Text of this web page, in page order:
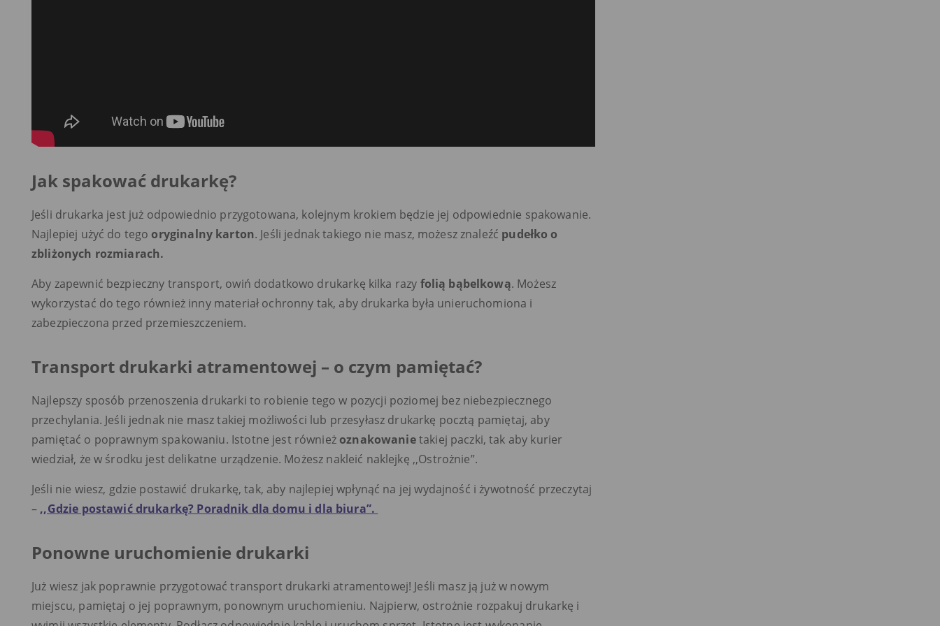
Jak spakować drukarkę?
Jeśli drukarka jest już odpowiednio przygotowana, kolejnym krokiem będzie jej odpowiednie spakowanie.
Najlepiej użyć do tego oryginalny karton. Jeśli jednak takiego nie masz, możesz znaleźć pudełko o
zbliżonych rozmiarach.
Aby zapewnić bezpieczny transport, owiń dodatkowo drukarkę kilka razy folią bąbelkową. Możesz
wykorzystać do tego również inny materiał ochronny tak, aby drukarka była unieruchomiona i
zabezpieczona przed przemieszczeniem.
Transport drukarki atramentowej – o czym pamiętać?
Najlepszy sposób przenoszenia drukarki to robienie tego w pozycji poziomej bez niebezpiecznego
przechylania. Jeśli jednak nie masz takiej możliwości lub przesyłasz drukarkę pocztą pamiętaj, aby
pamiętać o poprawnym spakowaniu. Istotne jest również oznakowanietakiej paczki, tak aby kurier
wiedział, że w środku jest delikatne urządzenie. Możesz nakleić naklejkę ,,Ostrożnie”.
Jeśli nie wiesz, gdzie postawić drukarkę, tak, aby najlepiej wpłynąć na jej wydajność i żywotność przeczytaj
– ,,Gdzie postawić drukarkę? Poradnik dla domu i dla biura”.
Ponowne uruchomienie drukarki
Już wiesz jak poprawnie przygotować transport drukarki atramentowej! Jeśli masz ją już w nowym
miejscu, pamiętaj o jej poprawnym, ponownym uruchomieniu. Najpierw, ostrożnie rozpakuj drukarkę i